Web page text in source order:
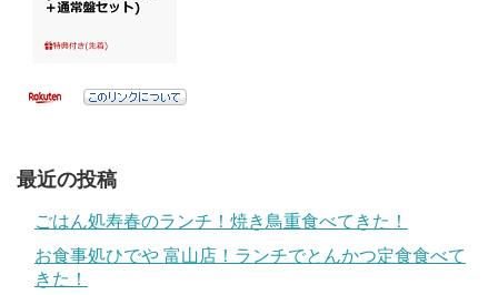
最近の投稿
ごはん処寿春のランチ！焼き鳥重食べてきた！
お食事処ひでや 富山店！ランチでとんかつ定食食べて
きた！